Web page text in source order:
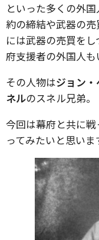
といった多くの外
約の締結や武器の
には武器の売買を
府支援者の外国人も
その人物はジョン
ネルのスネル兄弟。
今回は幕府と共に
ってみたいと思いま